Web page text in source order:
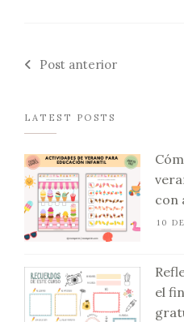
Post anterior
LATEST POSTS
con
10
el